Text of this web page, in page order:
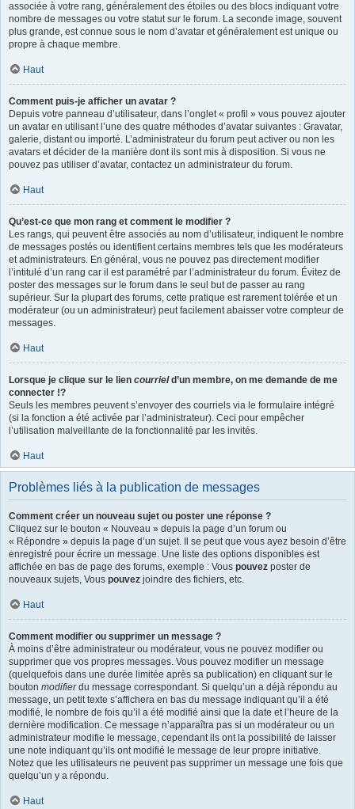
associée à votre rang, généralement des étoiles ou des blocs indiquant votre
nombre de messages ou votre statut sur le forum. La seconde image, souvent
plus grande, est connue sous le nom d’avatar et généralement est unique ou
propre à chaque membre.
Haut
Comment puis-je afficher un avatar ?
Depuis votre panneau d’utilisateur, dans l’onglet « profil » vous pouvez ajouter
un avatar en utilisant l’une des quatre méthodes d’avatar suivantes : Gravatar,
galerie, distant ou importé. L’administrateur du forum peut activer ou non les
avatars et décider de la manière dont ils sont mis à disposition. Si vous ne
pouvez pas utiliser d’avatar, contactez un administrateur du forum.
Haut
Qu’est-ce que mon rang et comment le modifier ?
Les rangs, qui peuvent être associés au nom d’utilisateur, indiquent le nombre
de messages postés ou identifient certains membres tels que les modérateurs
et administrateurs. En général, vous ne pouvez pas directement modifier
l’intitulé d’un rang car il est paramétré par l’administrateur du forum. Évitez de
poster des messages sur le forum dans le seul but de passer au rang
supérieur. Sur la plupart des forums, cette pratique est rarement tolérée et un
modérateur (ou un administrateur) peut facilement abaisser votre compteur de
messages.
Haut
Lorsque je clique sur le lien courrield’un membre, on me demande de me
connecter !?
Seuls les membres peuvent s’envoyer des courriels via le formulaire intégré
(si la fonction a été activée par l’administrateur). Ceci pour empêcher
l’utilisation malveillante de la fonctionnalité par les invités.
Haut
Problèmes liés à la publication de messages
Comment créer un nouveau sujet ou poster une réponse ?
Cliquez sur le bouton « Nouveau » depuis la page d’un forum ou
« Répondre » depuis la page d’un sujet. Il se peut que vous ayez besoin d’être
enregistré pour écrire un message. Une liste des options disponibles est
affichée en bas de page des forums, exemple : Vous pouvez poster de
nouveaux sujets, Vous pouvez joindre des fichiers, etc.
Haut
Comment modifier ou supprimer un message ?
À moins d’être administrateur ou modérateur, vous ne pouvez modifier ou
supprimer que vos propres messages. Vous pouvez modifier un message
(quelquefois dans une durée limitée après sa publication) en cliquant sur le
bouton modifierdu message correspondant. Si quelqu’un a déjà répondu au
message, un petit texte s’affichera en bas du message indiquant qu’il a été
modifié, le nombre de fois qu’il a été modifié ainsi que la date et l’heure de la
dernière modification. Ce message n’apparaîtra pas si un modérateur ou un
administrateur modifie le message, cependant ils ont la possibilité de laisser
une note indiquant qu’ils ont modifié le message de leur propre initiative.
Notez que les utilisateurs ne peuvent pas supprimer un message une fois que
quelqu’un y a répondu.
Haut